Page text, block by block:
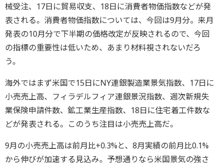
械受注、 17日に貿易収支、18日に消費者物価指数などが発
表される。 消費者物価指数については、今回は9月分。 来月
発表の10月分で下半期の価格改定が反映されるので、 今回
の指標の重要性は低いため、あまり材料視されないだろ
う。
海外ではまず米国で15日にNY連銀製造業景気指数、 17日に
小売売上高、フィラデルフィア連銀景況指数、 週次新規失
業保険申請件数、鉱工業生産指数、 18日に住宅着工件数な
どが発表される。 このうち注目は小売売上高だ。
9月の小売売上高は前月比+0.3%と、8月実績の前月比0.1%
から伸びが加速する見込み。 予想通りなら米国景気の強さ